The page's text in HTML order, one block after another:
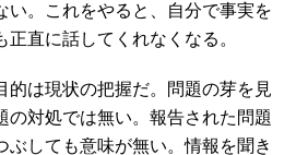
い。これをやると、自分で事実を
直に話してくれなくなる。
的は現状の把握だ。問題の芽を見
の対処では無い。報告された問題
ぶしても意味が無い。情報を聞き